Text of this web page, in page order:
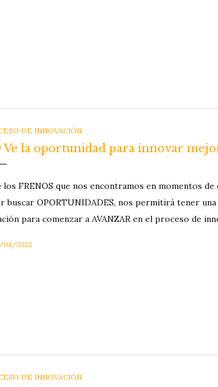
DE INNOVACIÓN
Ve la oportunidad para innovar
los FRENOS que nos encontramos en momentos
buscar OPORTUNIDADES, nos permitirá tener
para comenzar a AVANZAR en el proceso de
04/2022
DE INNOVACIÓN